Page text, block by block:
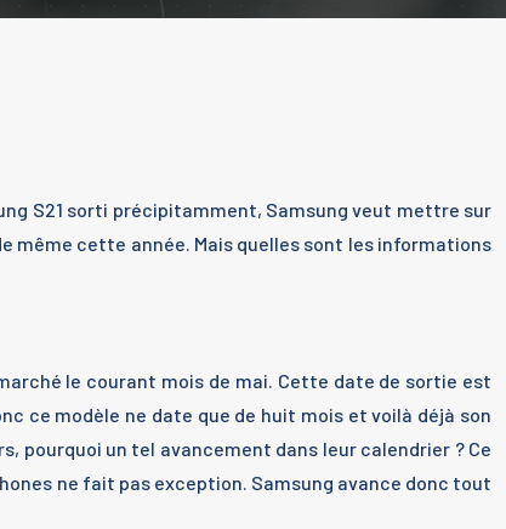
S21 sorti précipitamment, Samsung veut mettre sur
même cette année. Mais quelles sont les informations
le courant mois de mai. Cette date de sortie est
ce modèle ne date que de huit mois et voilà déjà son
pourquoi un tel avancement dans leur calendrier ? Ce
ne fait pas exception. Samsung avance donc tout